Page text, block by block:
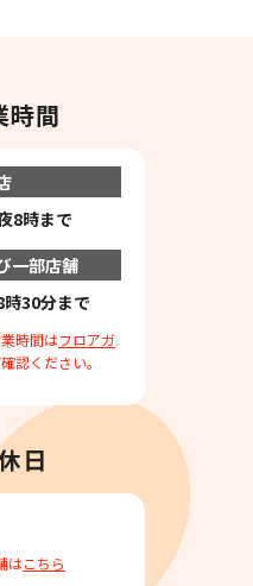
時間
8時まで
一部店舗
30分まで
時間はフロアガ
認ください。
日
はこちら